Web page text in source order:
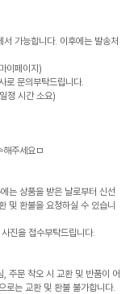
가능합니다. 이후에는 발송처
이페이지)
로 문의부탁드립니다.
정 시간 소요)
해주세요ㅁ
는 상품을 받은 날로부터 신선
및 환불을 요청하실 수 있습니
진을 접수부탁드립니다.
주문 착오 시 교환 및 반품이 어
로는 교환 및 환불 불가합니다.